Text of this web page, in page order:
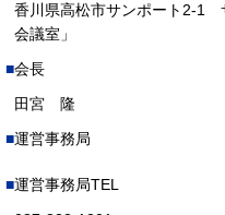
香川県高松市サンポート2-
会議室」
会長
田宮 隆
運営事務局
運営事務局TEL